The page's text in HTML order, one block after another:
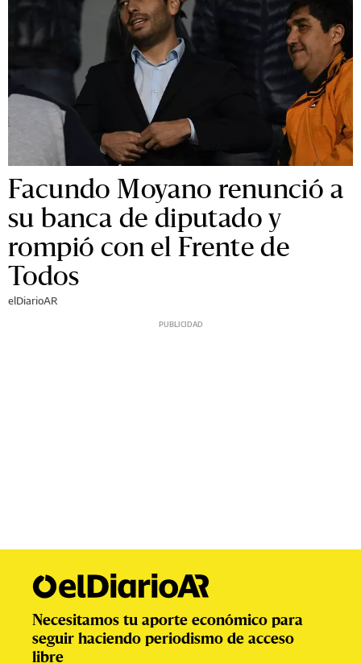
Facundo Moyano renunció a
su banca de diputado y
rompió con el Frente de
Todos
elDiarioAR
Necesitamos tu aporte económico para
seguir haciendo periodismo de acceso
libre